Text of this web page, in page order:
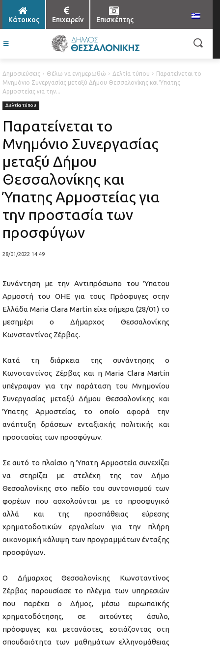
Κάτοικος Επιχειρείν Επισκέπτης
Δημοσιεύσεις Θέλω να ενημερωθώ Δελτία τύπου
Παρατείνεται το
Μνημόνιο Συνεργασίας μεταξύ Δήμου Θεσσαλονίκης και Ύπατης
Αρμοστείας για την...
Δελτία τύπου
Παρατείνεται το
Μνημόνιο Συνεργασίας
μεταξύ Δήμου
Θεσσαλονίκης και
Ύπατης Αρμοστείας για
την προστασία των
προσφύγων
28/01/2022 14:49
Συνάντηση με την Αντιπρόσωπο του Ύπατου
Αρμοστή του ΟΗΕ για τους Πρόσφυγες στην
Ελλάδα Maria Clara Martin είχε σήμερα (28/01) το
μεσημέρι ο Δήμαρχος Θεσσαλονίκης
Κωνσταντίνος Ζέρβας.
Κατά τη διάρκεια της συνάντησης ο
Κωνσταντίνος Ζέρβας και η Maria Clara Martin
υπέγραψαν για την παράταση του Μνημονίου
Συνεργασίας μεταξύ Δήμου Θεσσαλονίκης και
Ύπατης Αρμοστείας, το οποίο αφορά την
ανάπτυξη δράσεων ενταξιακής πολιτικής και
προστασίας των προσφύγων.
Σε αυτό το πλαίσιο η Ύπατη Αρμοστεία συνεχίζει
να στηρίζει με στελέχη της τον Δήμο
Θεσσαλονίκης στο πεδίο του συντονισμού των
φορέων που ασχολούνται με το προσφυγικό
αλλά και της προσπάθειας εύρεσης
χρηματοδοτικών εργαλείων για την πλήρη
οικονομική κάλυψη των προγραμμάτων ένταξης
προσφύγων.
Ο Δήμαρχος Θεσσαλονίκης Κωνσταντίνος
Ζέρβας παρουσίασε το πλέγμα των υπηρεσιών
που παρέχει ο Δήμος, μέσω ευρωπαϊκής
χρηματοδότησης, σε αιτούντες άσυλο,
πρόσφυγες και μετανάστες, εστιάζοντας στη
σπουδαιότητα των μαθημάτων ελληνομάθειας